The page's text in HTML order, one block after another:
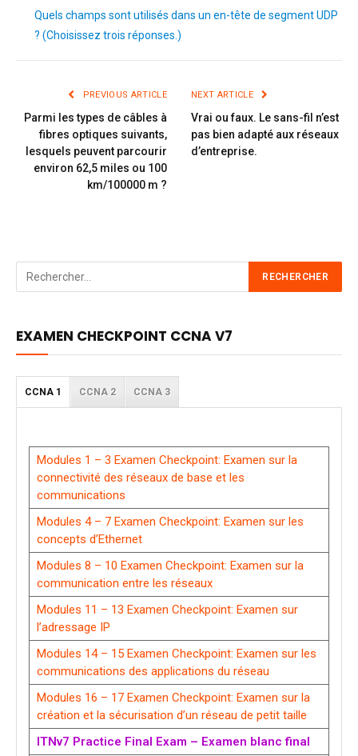
Quels champs sont utilisés dans un en-tête de segment UDP
? (Choisissez trois réponses.)
PREVIOUS ARTICLE
Parmi les types de câbles à
fibres optiques suivants,
lesquels peuvent parcourir
environ 62,5 miles ou 100
km/100000 m ?
NEXT ARTICLE
Vrai ou faux. Le sans-fil n’est
pas bien adapté aux réseaux
d’entreprise.
EXAMEN CHECKPOINT CCNA V7
CCNA 1 CCNA 2 CCNA 3
Modules 1 – 3 Examen Checkpoint: Examen sur la
connectivité des réseaux de base et les
communications
Modules 4 – 7 Examen Checkpoint: Examen sur les
concepts d’Ethernet
Modules 8 – 10 Examen Checkpoint: Examen sur la
communication entre les réseaux
Modules 11 – 13 Examen Checkpoint: Examen sur
l’adressage IP
Modules 14 – 15 Examen Checkpoint: Examen sur les
communications des applications du réseau
Modules 16 – 17 Examen Checkpoint: Examen sur la
création et la sécurisation d’un réseau de petit taille
ITNv7 Practice Final Exam – Examen blanc final